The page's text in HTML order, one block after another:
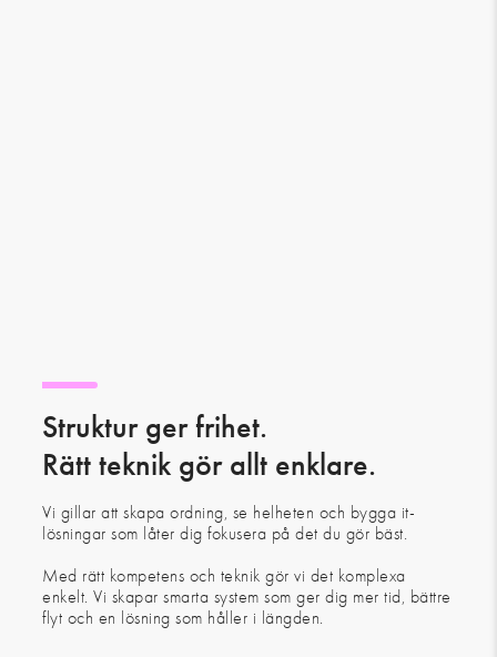
Struktur ger frihet.
Rätt teknik gör allt enklare.
Vi gillar att skapa ordning, se helheten och bygga it-
lösningar som låter dig fokusera på det du gör bäst.
Med rätt kompetens och teknik gör vi det komplexa
enkelt. Vi skapar smarta system som ger dig mer tid, bättre
flyt och en lösning som håller i längden.